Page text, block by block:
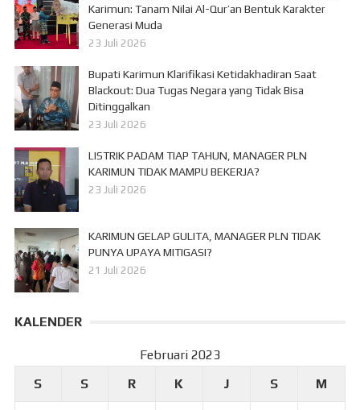
Karimun: Tanam Nilai Al-Qur’an Bentuk Karakter
Generasi Muda
23 Juli 2026
Bupati Karimun Klarifikasi Ketidakhadiran Saat
Blackout: Dua Tugas Negara yang Tidak Bisa
Ditinggalkan
23 Juli 2026
LISTRIK PADAM TIAP TAHUN, MANAGER PLN
KARIMUN TIDAK MAMPU BEKERJA?
23 Juli 2026
KARIMUN GELAP GULITA, MANAGER PLN TIDAK
PUNYA UPAYA MITIGASI?
21 Juli 2026
KALENDER
Februari 2023
S
S R K J S M